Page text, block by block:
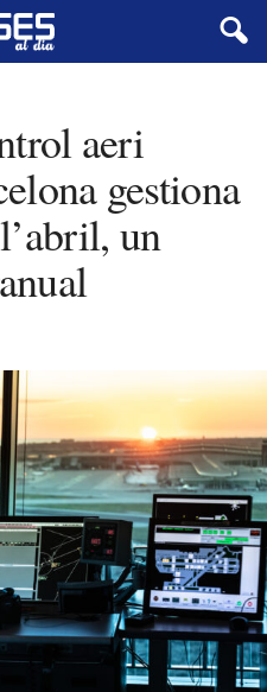
aeri
gestiona
un